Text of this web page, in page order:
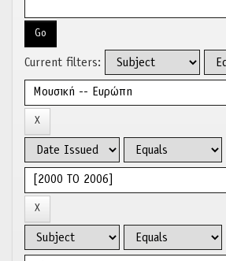
Current filters: